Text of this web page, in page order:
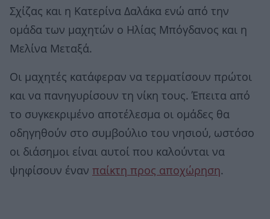
Σχίζας και η Κατερίνα Δαλάκα ενώ από την
ομάδα των μαχητών ο Ηλίας Μπόγδανος και η
Μελίνα Μεταξά.
Οι μαχητές κατάφεραν να τερματίσουν πρώτοι
και να πανηγυρίσουν τη νίκη τους. Έπειτα από
το συγκεκριμένο αποτέλεσμα οι ομάδες θα
οδηγηθούν στο συμβούλιο του νησιού, ωστόσο
οι διάσημοι είναι αυτοί που καλούνται να
ψηφίσουν έναν παίκτη προς αποχώρηση.